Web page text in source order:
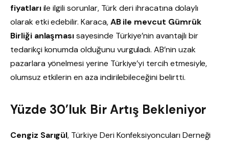
fiyatlarıile ilgili sorunlar, Türk deri ihracatına dolaylı
olarak etki edebilir. Karaca,AB ile mevcut Gümrük
Birliği anlaşmasısayesinde Türkiye’nin avantajlı bir
tedarikçi konumda olduğunu vurguladı. AB’nin uzak
pazarlara yönelmesi yerine Türkiye’yi tercih etmesiyle,
olumsuz etkilerin en aza indirilebileceğini belirtti.
Yüzde 30’luk Bir Artış Bekleniyor
Cengiz Sarıgül, Türkiye Deri Konfeksiyoncuları Derneği